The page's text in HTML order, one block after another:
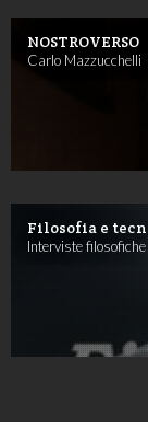
NOSTROVERSO
Carlo Mazzucchelli
Filosofia e
Interviste filosofiche